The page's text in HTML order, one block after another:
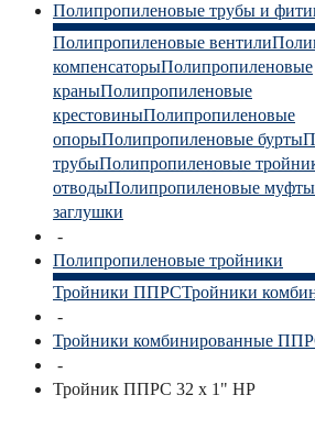
Полипропиленовые трубы и
Полипропиленовые вентили
компенсаторыПолипропиленовые
краныПолипропиленовые
крестовиныПолипропиленовые
опорыПолипропиленовые бурты
трубыПолипропиленовые
отводыПолипропиленовые муфты
заглушки
-
Полипропиленовые тройники
Тройники ППРСТройники
-
Тройники комбинированные
-
Тройник ППРС 32 х 1" НР